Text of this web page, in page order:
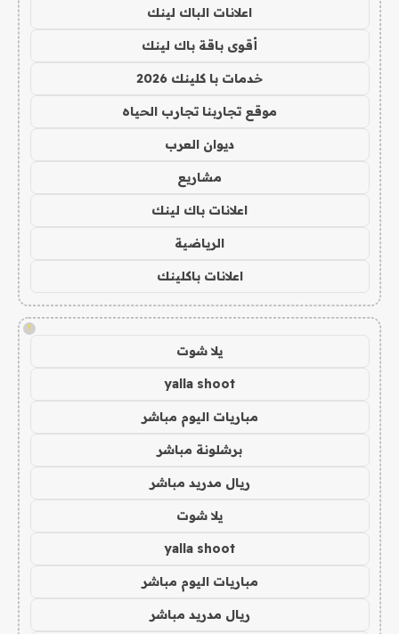
اعلانات الباك لينك
أقوى باقة باك لينك
خدمات با كلينك 2026
موقع تجاربنا تجارب الحياه
ديوان العرب
مشاريع
اعلانات باك لينك
الرياضية
اعلانات باكلينك
!
يلا شوت
yalla shoot
مباريات اليوم مباشر
برشلونة مباشر
ريال مدريد مباشر
يلا شوت
yalla shoot
مباريات اليوم مباشر
ريال مدريد مباشر